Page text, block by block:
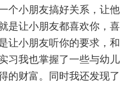
个小朋友搞好关系，让他
是让小朋友都喜欢你，喜
让小朋友听你的要求，和
习我也掌握了一些与幼儿
的财富。同时我还发现了